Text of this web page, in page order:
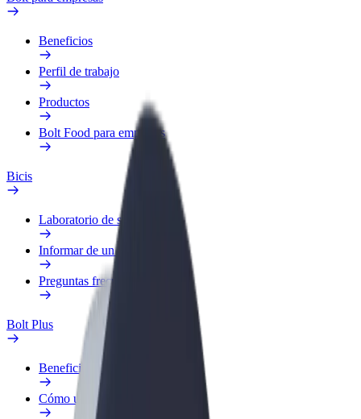
Beneficios
Perfil de trabajo
Productos
Bolt Food para empresas
Bicis
Laboratorio de seguridad
Informar de un problema
Preguntas frecuentes
Bolt Plus
Beneficios
Cómo unirse